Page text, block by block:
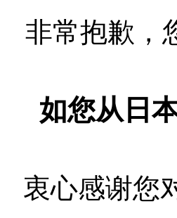
非常抱歉，
如您从日
衷心感谢您